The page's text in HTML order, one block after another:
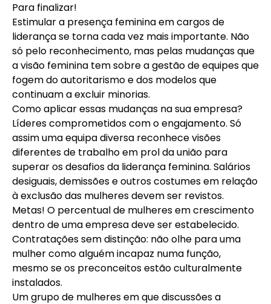
Para finalizar!
Estimular a presença feminina em cargos de
liderança se torna cada vez mais importante. Não
só pelo reconhecimento, mas pelas mudanças que
a visão feminina tem sobre a gestão de equipes que
fogem do autoritarismo e dos modelos que
continuam a excluir minorias.
Como aplicar essas mudanças na sua empresa?
Líderes comprometidos com o engajamento. Só
assim uma equipa diversa reconhece visões
diferentes de trabalho em prol da união para
superar os desafios da liderança feminina. Salários
desiguais, demissões e outros costumes em relação
à exclusão das mulheres devem ser revistos.
Metas! O percentual de mulheres em crescimento
dentro de uma empresa deve ser estabelecido.
Contratações sem distinção: não olhe para uma
mulher como alguém incapaz numa função,
mesmo se os preconceitos estão culturalmente
instalados.
Um grupo de mulheres em que discussões a